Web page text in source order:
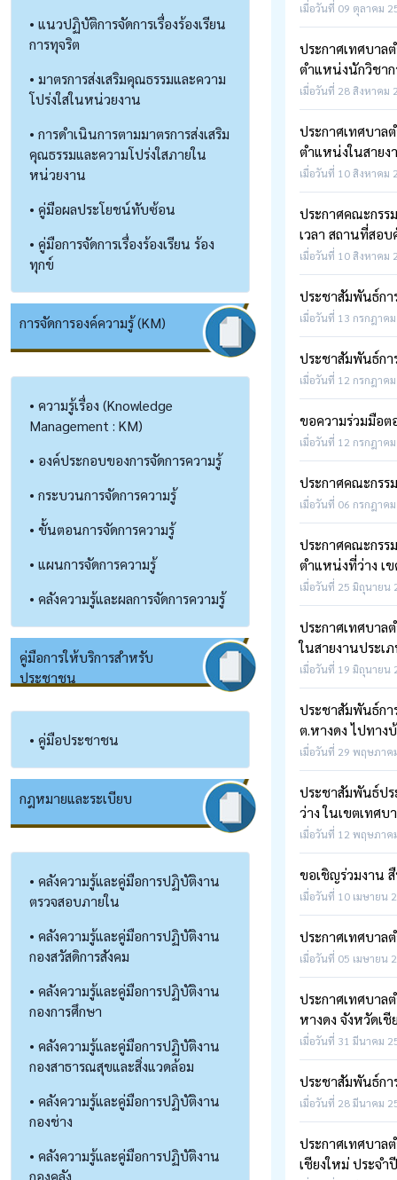
• แนวปฏิบัติการจัดการเรื่องร้องเรียน
การทุจริต
• มาตรการส่งเสริมคุณธรรมและความ
โปร่งใสในหน่วยงาน
• การดำเนินการตามมาตรการส่งเสริม
คุณธรรมและความโปร่งใสภายใน
หน่วยงาน
• คู่มือผลประโยชน์ทับซ้อน
• คู่มือการจัดการเรื่องร้องเรียน ร้อง
ทุกข์
การจัดการองค์ความรู้ (KM)
• ความรู้เรื่อง (Knowledge
Management : KM)
• องค์ประกอบของการจัดการความรู้
• กระบวนการจัดการความรู้
• ขั้นตอนการจัดการความรู้
• แผนการจัดการความรู้
• คลังความรู้และผลการจัดการความรู้
คู่มือการให้บริการสำหรับ
ประชาชน
• คู่มือประชาชน
กฎหมายและระเบียบ
• คลังความรู้และคู่มือการปฏิบัติงาน
ตรวจสอบภายใน
• คลังความรู้และคู่มือการปฏิบัติงาน
กองสวัสดิการสังคม
• คลังความรู้และคู่มือการปฏิบัติงาน
กองการศึกษา
• คลังความรู้และคู่มือการปฏิบัติงาน
กองสาธารณสุขและสิ่งแวดล้อม
• คลังความรู้และคู่มือการปฏิบัติงาน
กองช่าง
• คลังความรู้และคู่มือการปฏิบัติงาน
กองคลัง
เมื่อวันที่ 09 ตุลาคม
ประกาศเทศบาล
ตำแหน่งนักวิชา
เมื่อวันที่ 28 สิงหาคม
ประกาศเทศบาล
ตำแหน่งในสายง
เมื่อวันที่ 10 สิงหาคม
ประกาศคณะกรร
เวลา สถานที่สอบ
เมื่อวันที่ 10 สิงหาคม
ประชาสัมพันธ์กา
เมื่อวันที่ 13 กรกฎาค
ประชาสัมพันธ์กา
เมื่อวันที่ 12 กรกฎาค
ขอความร่วมมือต
เมื่อวันที่ 12 กรกฎาค
ประกาศคณะกรร
เมื่อวันที่ 06 กรกฎาค
ประกาศคณะกรร
ตำแหน่งที่ว่าง เ
เมื่อวันที่ 25 มิถุนายน
ประกาศเทศบาล
ในสายงานประเ
เมื่อวันที่ 19 มิถุนายน
ประชาสัมพันธ์กา
ต.หางดง ไปทาง
เมื่อวันที่ 29 พฤษภาค
ประชาสัมพันธ์ปร
ว่าง ในเขตเทศ
เมื่อวันที่ 12 พฤษภาค
ขอเชิญร่วมงาน
เมื่อวันที่ 10 เมษายน
ประกาศเทศบาล
เมื่อวันที่ 05 เมษายน
ประกาศเทศบาล
หางดง จังหวัดเชี
เมื่อวันที่ 31 มีนาคม
ประชาสัมพันธ์ก
เมื่อวันที่ 28 มีนาคม
ประกาศเทศบาล
เชียงใหม่ ประจ